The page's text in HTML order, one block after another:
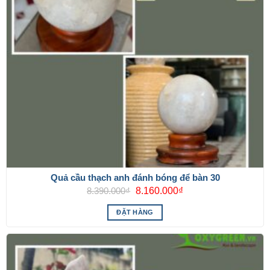
Quả cầu thạch anh đánh bóng để bàn 30
8.390.000₫ Giá
là:
8.390.000₫.
8.160.000₫Giá
ĐẶT HÀNG